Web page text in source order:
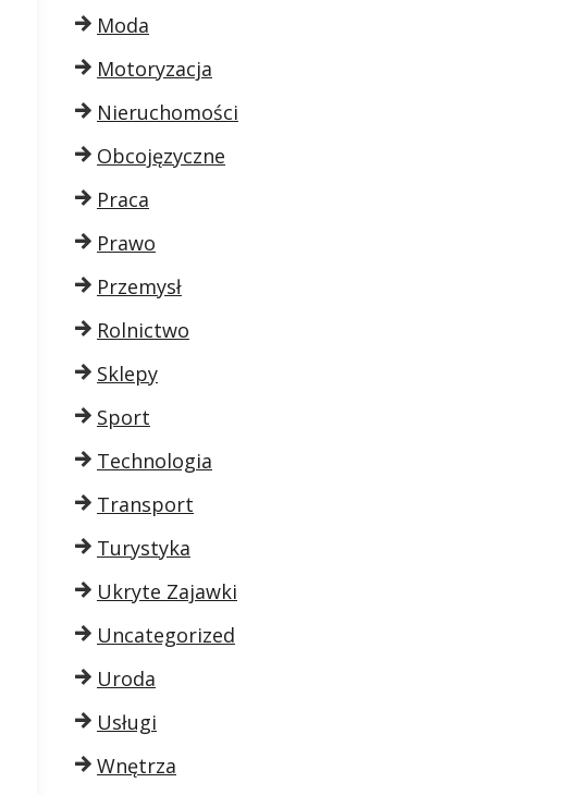
Moda
Motoryzacja
Nieruchomości
Obcojęzyczne
Praca
Prawo
Przemysł
Rolnictwo
Sklepy
Sport
Technologia
Transport
Turystyka
Ukryte Zajawki
Uncategorized
Uroda
Usługi
Wnętrza